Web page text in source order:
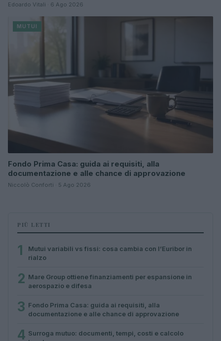
Edoardo Vitali · 6 Ago 2026
MUTUI
Fondo Prima Casa: guida ai requisiti, alla
documentazione e alle chance di approvazione
Niccolò Conforti · 5 Ago 2026
PIÙ LETTI
1
Mutui variabili vs fissi: cosa cambia con l’Euribor in
rialzo
2 Mare Group ottiene finanziamenti per espansione in
aerospazio e difesa
3 Fondo Prima Casa: guida ai requisiti, alla
documentazione e alle chance di approvazione
4 Surroga mutuo: documenti, tempi, costi e calcolo